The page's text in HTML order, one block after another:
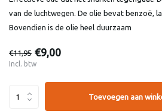
van de luchtwegen. De olie bevat benzoë,
Bovendien is de olie heel duurzaam
€11,95 €9,00
Incl. btw
Toevoegen aan